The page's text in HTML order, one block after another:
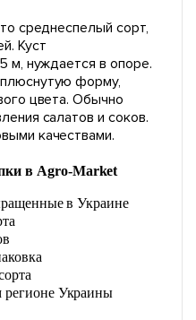
среднеспелый сорт,
Куст
м, нуждается в опоре.
форму,
цвета. Обычно
салатов и соков.
качествами.
в Agro-Market
в Украине
Украины